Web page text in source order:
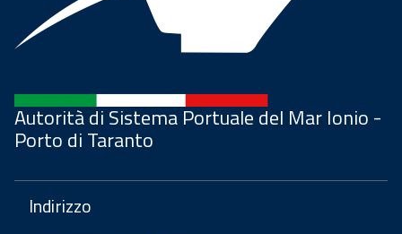
Autorità di Sistema Portuale del Mar Ionio -
Porto di Taranto
Indirizzo